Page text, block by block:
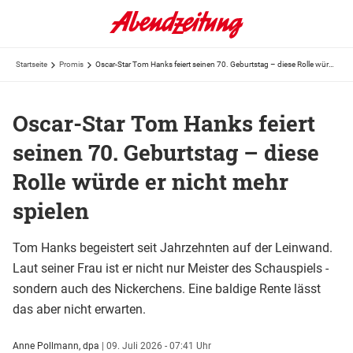
Startseite Promis Oscar-Star Tom Hanks feiert seinen 70. Geburtstag – diese Rolle würde er nicht mehr spielen
Oscar-Star Tom Hanks feiert
seinen 70. Geburtstag – diese
Rolle würde er nicht mehr
spielen
Tom Hanks begeistert seit Jahrzehnten auf der Leinwand.
Laut seiner Frau ist er nicht nur Meister des Schauspiels -
sondern auch des Nickerchens. Eine baldige Rente lässt
das aber nicht erwarten.
Anne Pollmann, dpa | 09. Juli 2026 - 07:41 Uhr